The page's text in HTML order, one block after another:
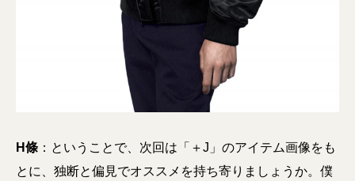
H條 ：ということで、次回は「＋J」のアイテム画像をも
とに、独断と偏見でオススメを持ち寄りましょうか。僕